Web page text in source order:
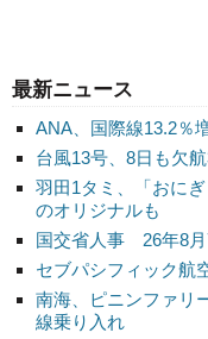
最新ニュース
ANA、国際線13.2％
台風13号、8日も欠
羽田1タミ、「おに
のオリジナルも
国交省人事 26年8月
セブパシフィック航
南海、ピニンファリ
線乗り入れ